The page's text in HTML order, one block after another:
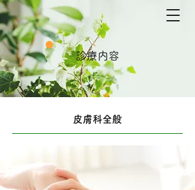
診療内容
皮膚科全般